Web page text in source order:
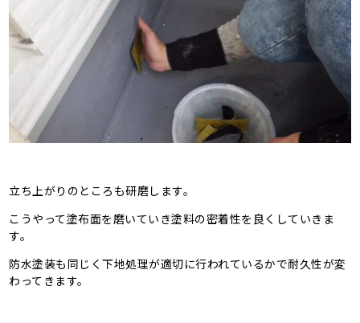
立ち上がりのところも研磨します。
こうやって塗布面を磨いていき塗料の密着性を良くしていきま
す。
防水塗装も同じく下地処理が適切に行われているかで耐久性が変
わってきます。